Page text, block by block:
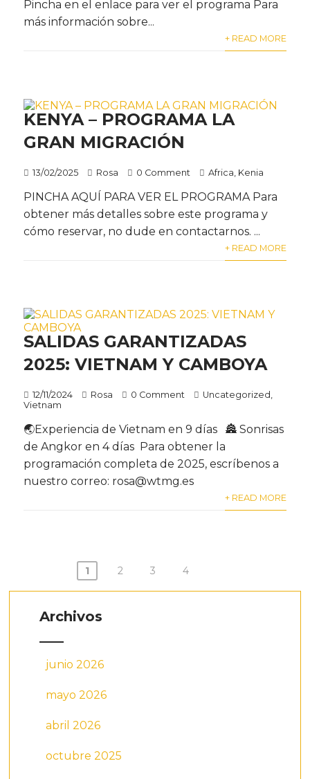
Pincha en el enlace para ver el programa Para
más información sobre...
+ READ MORE
KENYA – PROGRAMA LA
GRAN MIGRACIÓN
13/02/2025 Rosa 0 Comment Africa Kenia
PINCHA AQUÍ PARA VER EL PROGRAMA Para
obtener más detalles sobre este programa y
cómo reservar, no dude en contactarnos. ...
+ READ MORE
SALIDAS GARANTIZADAS
2025: VIETNAM Y CAMBOYA
12/11/2024 Rosa 0 Comment Uncategorized
Vietnam
🌏Experiencia de Vietnam en 9 días 🏯 Sonrisas
de Angkor en 4 días Para obtener la
programación completa de 2025, escríbenos a
nuestro correo: rosa@wtmg.es
+ READ MORE
Paginación
de
entradas
1 2 3 4
Archivos
junio 2026
mayo 2026
abril 2026
octubre 2025